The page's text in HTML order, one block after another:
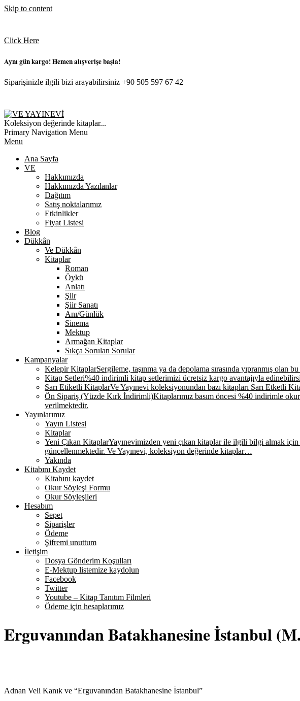
Skip to content
Click Here
Aynı gün kargo! Hemen alışverişe başla!
Siparişinizle ilgili bizi arayabilirsiniz +90 505 597 67 42
VE
YAYINEVI
Koleksiyon değerinde kitaplar...
Primary Navigation Menu
Menu
Ana Sayfa
VE
Hakkımızda
Hakkımızda Yazılanlar
Dağıtım
Satış noktalarımız
Etkinlikler
Fiyat Listesi
Blog
Dükkân
Ve Dükkân
Kitaplar
Roman
Öykü
Anlatı
Şiir
Şiir Sanatı
Anı/Günlük
Sinema
Mektup
Armağan Kitaplar
Sıkça Sorulan Sorular
Kampanyalar
Kelepir KitaplarSergileme, taşınma ya da depolama sırasında yıpranmış olan
Kitap Setleri%40 indirimli kitap setlerimizi ücretsiz kargo avantajıyla
Sarı Etiketli KitaplarVe Yayınevi koleksiyonundan bazı kitapları Sarı Etketli
Ön Sipariş (Yüzde Kırk İndirimli)Kitaplarımız basım öncesi %40 indirimle
verilmektedir.
Yayınlarımız
Yayın Listesi
Kitaplar
Yeni Çıkan KitaplarYayınevimizden yeni çıkan kitaplar ile ilgili bilgi almak
güncellenmektedir. Ve Yayınevi, koleksiyon değerinde kitaplar…
Yakında
Kitabını Kaydet
Kitabını kaydet
Okur Söyleşi Formu
Okur Söyleşileri
Hesabım
Sepet
Siparişler
Ödeme
Şifremi unuttum
İletişim
Dosya Gönderim Koşulları
E-Mektup listemize kaydolun
Facebook
Twitter
Youtube – Kitap Tanıtım Filmleri
Ödeme için hesaplarımız
Erguvanından Batakhanesine İstanbul
Adnan Veli Kanık ve “Erguvanından Batakhanesine İstanbul”